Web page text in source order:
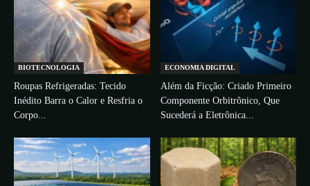
BIOTECNOLOGIA
Roupas Refrigeradas: Tecido
Inédito Barra o Calor e Resfria o
Corpo...
ECONOMIA DIGITAL
Além da Ficção: Criado Primeiro
Componente Orbitrônico, Que
Sucederá a Eletrônica...